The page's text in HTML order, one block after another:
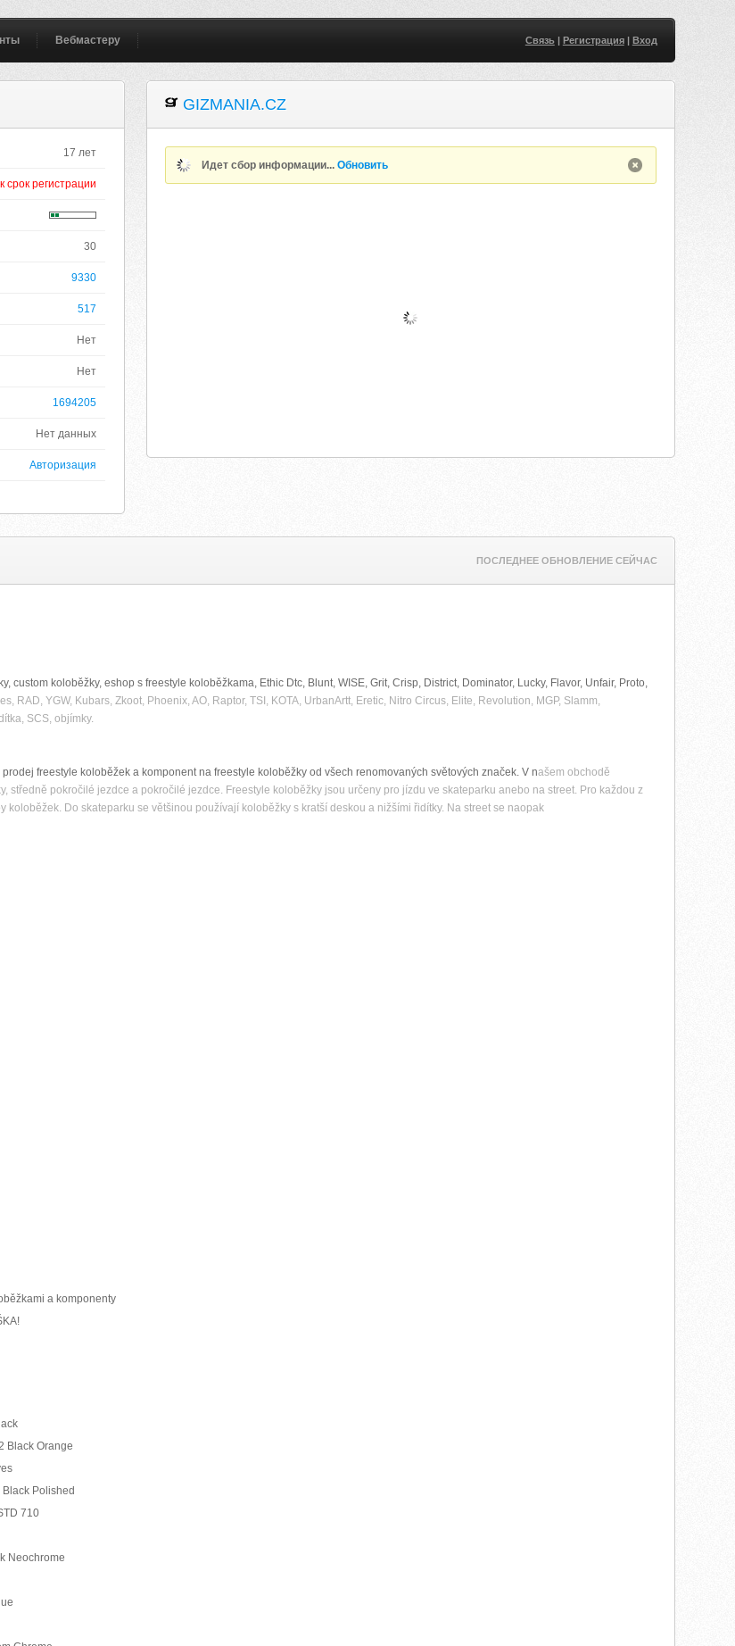
Вебмастеру Связь| Регистрация| Вход
17 лет
срок регистрации
30
9330
517
Нет
Нет
1694205
Нет данных
Авторизация
GIZMANIA.CZ
Идет сбор информации...Обновить
ПОСЛЕДНЕЕ ОБНОВЛЕНИЕ СЕЙЧАС
custom koloběžky, eshop s freestyle koloběžkama, Ethic Dtc, Blunt, WISE, Grit, Crisp, District, Dominator, Lucky, Flavor, Unfair, Proto,
RAD, YGW, Kubars, Zkoot, Phoenix, AO, Raptor, TSI, KOTA, UrbanArtt, Eretic, Nitro Circus, Elite, Revolution, MGP, Slamm,
SCS, objímky.
freestyle koloběžek a komponent na freestyle koloběžky od všech renomovaných světových značek. V našem obchodě
středně pokročilé jezdce a pokročilé jezdce. Freestyle koloběžky jsou určeny pro jízdu ve skateparku anebo na street. Pro každou z
koloběžek. Do skateparku se většinou používají koloběžky s kratší deskou a nižšími řidítky. Na street se naopak
a komponenty
Black Orange
Polished
710
Neochrome